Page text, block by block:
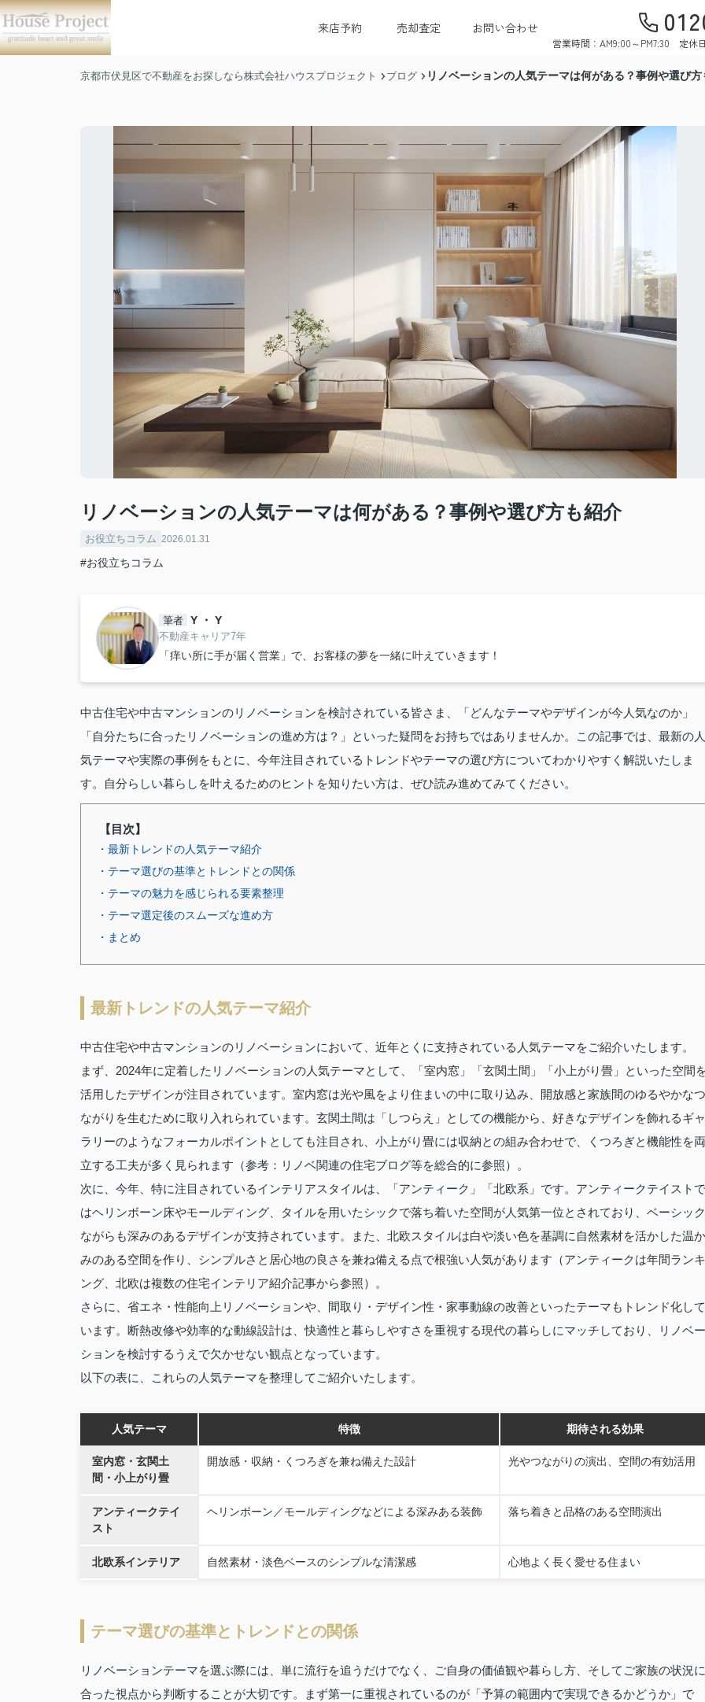
来店予約 売却査定 お問い合わせ
営業時間：AM9:00～PM7:30 定休
京都市伏見区で不動産をお探しなら株式会社ハウスプロジェクト ブログ リノベーションの人気テーマは何がある？事例や選び方
リノベーションの人気テーマは何がある？事例や選び方も紹介
お役立ちコラム 2026.01.31
#お役立ちコラム
筆者 Y ・ Y
不動産キャリア7年
「痒い所に手が届く営業」で、お客様の夢を一緒に叶えていきます！
中古住宅や中古マンションのリノベーションを検討されている皆さま、「どんなテーマやデザインが今人気なのか」
「自分たちに合ったリノベーションの進め方は？」といった疑問をお持ちではありませんか。この記事では、最新の人
気テーマや実際の事例をもとに、今年注目されているトレンドやテーマの選び方についてわかりやすく解説いたしま
す。自分らしい暮らしを叶えるためのヒントを知りたい方は、ぜひ読み進めてみてください。
【目次】
・最新トレンドの人気テーマ紹介
・テーマ選びの基準とトレンドとの関係
・テーマの魅力を感じられる要素整理
・テーマ選定後のスムーズな進め方
・まとめ
最新トレンドの人気テーマ紹介
中古住宅や中古マンションのリノベーションにおいて、近年とくに支持されている人気テーマをご紹介いたします。
まず、2024年に定着したリノベーションの人気テーマとして、「室内窓」「玄関土間」「小上がり畳」といった空間
活用したデザインが注目されています。室内窓は光や風をより住まいの中に取り込み、開放感と家族間のゆるやかなつ
ながりを生むために取り入れられています。玄関土間は「しつらえ」としての機能から、好きなデザインを飾れるギャ
ラリーのようなフォーカルポイントとしても注目され、小上がり畳には収納との組み合わせで、くつろぎと機能性を両
立する工夫が多く見られます（参考：リノベ関連の住宅ブログ等を総合的に参照）。
次に、今年、特に注目されているインテリアスタイルは、「アンティーク」「北欧系」です。アンティークテイストで
はヘリンボーン床やモールディング、タイルを用いたシックで落ち着いた空間が人気第一位とされており、ベーシック
ながらも深みのあるデザインが支持されています。また、北欧スタイルは白や淡い色を基調に自然素材を活かした温か
みのある空間を作り、シンプルさと居心地の良さを兼ね備える点で根強い人気があります（アンティークは年間ランキ
ング、北欧は複数の住宅インテリア紹介記事から参照）。
さらに、省エネ・性能向上リノベーションや、間取り・デザイン性・家事動線の改善といったテーマもトレンド化して
います。断熱改修や効率的な動線設計は、快適性と暮らしやすさを重視する現代の暮らしにマッチしており、リノベー
ションを検討するうえで欠かせない観点となっています。
以下の表に、これらの人気テーマを整理してご紹介いたします。
人気テーマ 特徴 期待される効果
室内窓・玄関土
間・小上がり畳
開放感・収納・くつろぎを兼ね備えた設計 光やつながりの演出、空間の有効活用
アンティークテイ
スト
ヘリンボーン／モールディングなどによる深みある装飾 落ち着きと品格のある空間演出
北欧系インテリア 自然素材・淡色ベースのシンプルな清潔感 心地よく長く愛せる住まい
テーマ選びの基準とトレンドとの関係
リノベーションテーマを選ぶ際には、単に流行を追うだけでなく、ご自身の価値観や暮らし方、そしてご家族の状況に
合った視点から判断することが大切です。まず第一に重視されているのが「予算の範囲内で実現できるかどうか」で